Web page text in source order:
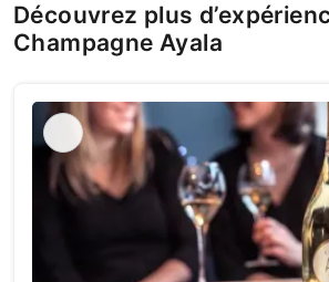
Découvrez plus
Champagne Ayala